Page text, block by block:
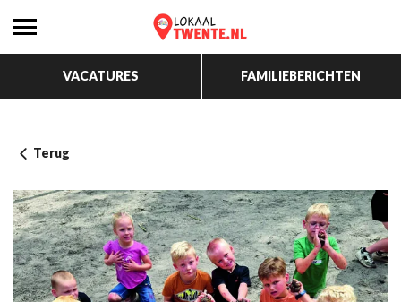
VACATURES FAMILIEBERICHTEN
Terug